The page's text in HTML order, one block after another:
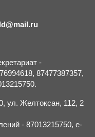
-
87477387357,
ул. Желтоксан, 112, 2
- 87013215750, e-